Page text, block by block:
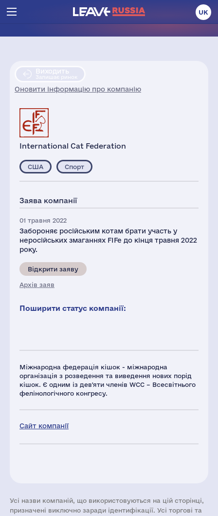
UK
Виходить
Залишає ринок
Оновити інформацію про компанію
International Cat Federation
Міжнародна федерація кішок - міжнародна
організація з розведення та виведення нових порід
кішок. Є одним із дев'яти членів WCC – Всесвітнього
фелінологічного конгресу.
Сайт компанії
США Спорт
Заява компанії
01 травня 2022
Забороняє російським котам брати участь у
неросійських змаганнях FIFe до кінця травня 2022
року.
Відкрити заяву
Архів заяв
Поширити статус компанії:
Усі назви компаній, що використовуються на цій сторінці,
призначені виключно заради ідентифікації. Усі торгові та